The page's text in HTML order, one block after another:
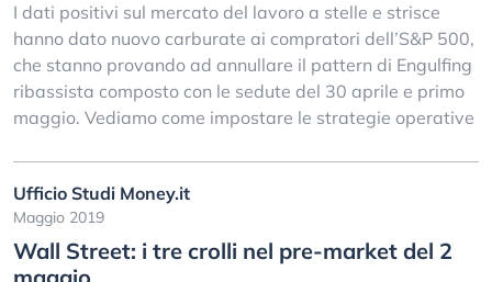
I dati positivi sul mercato del lavoro a stelle e strisce
hanno dato nuovo carburate ai compratori dell’S&P 500,
che stanno provando ad annullare il pattern di Engulfing
ribassista composto con le sedute del 30 aprile e primo
maggio. Vediamo come impostare le strategie operative
Ufficio Studi Money.it
Maggio 2019
Wall Street: i tre crolli nel pre-market del 2